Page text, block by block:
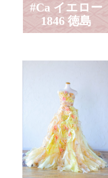
#Ca イエロー
1846 徳島